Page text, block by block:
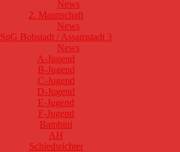
News
2. Mannschaft
News
SpG Bobstadt / Assamstadt 3
News
A-Jugend
B-Jugend
C-Jugend
D-Jugend
E-Jugend
F-Jugend
Bambini
AH
Schiedsrichter